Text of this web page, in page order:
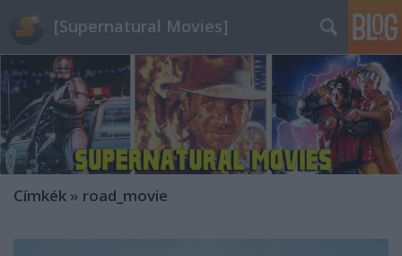
[Supernatural Movies]
Címkék » road_movie